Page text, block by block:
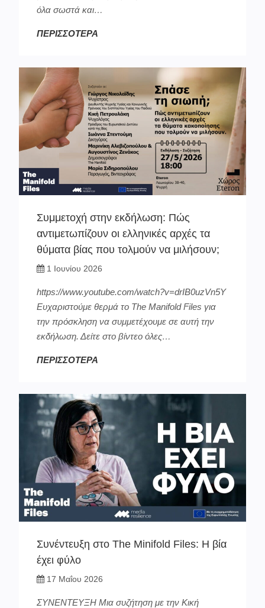
όλα σωστά και…
ΠΕΡΙΣΣΟΤΕΡΑ
Συμμετοχή στην εκδήλωση: Πώς
αντιμετωπίζουν οι ελληνικές αρχές τα
θύματα βίας που τολμούν να μιλήσουν;
1 Ιουνίου 2026
https://www.youtube.com/watch?v=drIB0uzVn5Y
Ευχαριστούμε θερμά το The Manifold Files για
την πρόσκληση να συμμετέχουμε σε αυτή την
εκδήλωση. Δείτε στο βίντεο όλες…
ΠΕΡΙΣΣΟΤΕΡΑ
Συνέντευξη στο The Minifold Files: Η βία
έχει φύλο
17 Μαΐου 2026
ΣΥΝΕΝΤΕΥΞΗ Μια συζήτηση με την Κική